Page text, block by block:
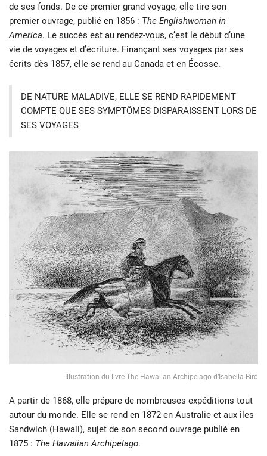
de ses fonds. De ce premier grand voyage, elle tire son
premier ouvrage, publié en 1856 : The Englishwoman in
America. Le succès est au rendez-vous, c’est le début d’une
vie de voyages et d’écriture. Finançant ses voyages par ses
écrits dès 1857, elle se rend au Canada et en Écosse.
DE NATURE MALADIVE, ELLE SE REND RAPIDEMENT
COMPTE QUE SES SYMPTÔMES DISPARAISSENT LORS DE
SES VOYAGES
Illustration du livre The Hawaiian Archipelago d’Isabella Bird
A partir de 1868, elle prépare de nombreuses expéditions tout
autour du monde. Elle se rend en 1872 en Australie et aux îles
Sandwich (Hawaii), sujet de son second ouvrage publié en
1875 : The Hawaiian Archipelago.